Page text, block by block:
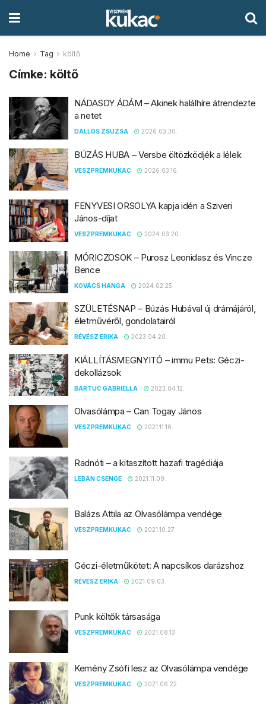
Home Tag költő
Címke: költő
NÁDASDY ÁDÁM – Akinek halálhíre átrendezte
a netet
DALLOS ZSUZSA 2026.03.30.
BÚZÁS HUBA – Versbe öltözködjék a lélek
VESZPREMKUKAC 2026.03.16.
FENYVESI ORSOLYA kapja idén a Sziveri
János-díjat
VESZPREMKUKAC 2024.03.20.
MÓRICZOSOK – Purosz Leonidasz és Vincze
Bence
KOVÁCS HANGA 2024.02.25.
SZÜLETÉSNAP – Búzás Hubával új drámájáról,
életművéről, gondolatairól
RÉVÉSZ ERIKA 2023.04.20.
KIÁLLÍTÁSMEGNYITÓ – immu Pets: Géczi-
dekollázsok
BARTUC GABRIELLA 2023.04.12.
Olvasólámpa – Can Togay János
VESZPREMKUKAC 2021.11.16.
Radnóti – a kitaszított hazafi tragédiája
LEBÁN CSENGE 2021.11.09.
Balázs Attila az Olvasólámpa vendége
VESZPREMKUKAC 2021.10.27.
Géczi-életműkötet: A napcsíkos darázshoz
RÉVÉSZ ERIKA 2021.09.03.
Punk költők társasága
VESZPREMKUKAC 2021.08.13.
Kemény Zsófi lesz az Olvasólámpa vendége
VESZPREMKUKAC 2021.06.22.